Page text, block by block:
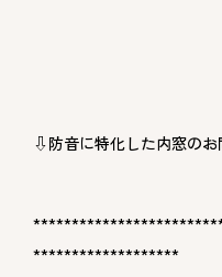
⇩防音に特化した内窓の
*******************